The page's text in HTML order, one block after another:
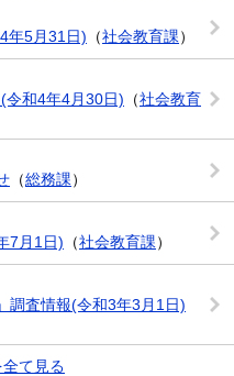
年5月31日) （社会教育課）
令和4年4月30日) （社会教育
（総務課）
7月1日) （社会教育課）
査情報(令和3年3月1日)
て見る